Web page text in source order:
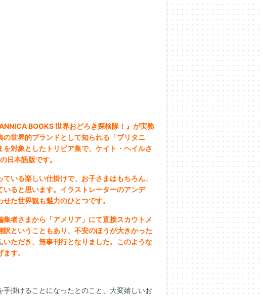
BOOKS 世界おどろき探検隊！』が実務
世界的ブランドとして知られる「ブリタニ
対象としたトリビア集で、ケイト・ヘイルさ
本語版です。
いる楽しい仕掛けで、お子さまはもちろん、
ると思います。イラストレーターのアンデ
た世界観も魅力のひとつです。
者さまから「アメリア」にて直接スカウトメ
ということもあり、不安のほうが大きかった
ただき、無事刊行となりました。このような
す。
掛けることになったとのこと、大変嬉しいお